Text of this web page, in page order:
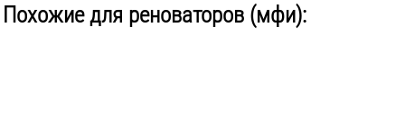
Похожие для реноваторов (мфи):